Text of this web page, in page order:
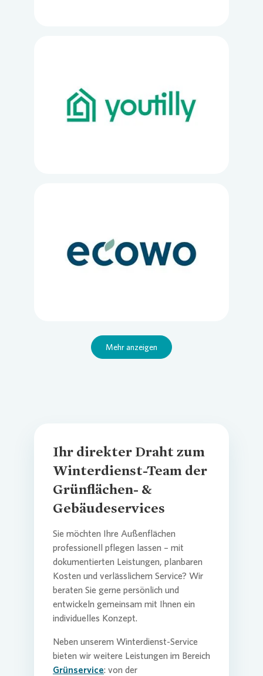
Loading...
Loading...
Mehr anzeigen
Ihr direkter Draht zum
Winterdienst-Team der
Grünflächen- &
Gebäudeservices
Sie möchten Ihre Außenflächen
professionell pflegen lassen – mit
dokumentierten Leistungen, planbaren
Kosten und verlässlichem Service? Wir
beraten Sie gerne persönlich und
entwickeln gemeinsam mit Ihnen ein
individuelles Konzept.
Neben unserem Winterdienst-Service
bieten wir weitere Leistungen im Bereich
Grünservice: von der